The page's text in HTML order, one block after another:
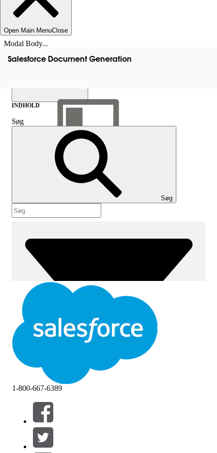
Open Main MenuClose
Modal Body...
Salesforce Document Generation
Vis indholdsfortegnelse
Indhold
INDHOLD
Søg
Søg
Filtre (0)
VÆLG FILTRE
Produktområde
1-800-667-6389